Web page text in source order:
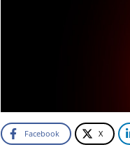
Facebook X